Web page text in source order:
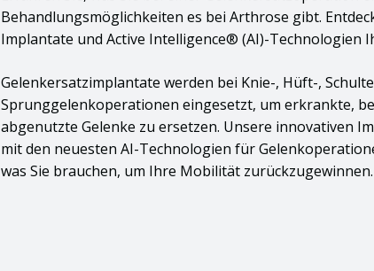
Behandlungsmöglichkeiten es bei Arthrose gibt.
Implantate und Active Intelligence® (AI)-Technologien
Gelenkersatzimplantate werden bei Knie-, Hüft-,
Sprunggelenkoperationen eingesetzt, um erkrankte,
abgenutzte Gelenke zu ersetzen. Unsere innovativen
mit den neuesten AI-Technologien für
was Sie brauchen, um Ihre Mobilität zurückzugewinnen.